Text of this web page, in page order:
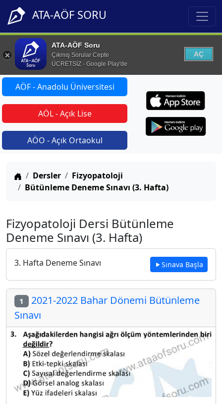
ATA-AÖF SORU
ATA-AÖF Soru
Çıkmış Sorular Cepte
ÜCRETSİZ - Google Play'de
AÇ
AÖF - Anadolu Üniversitesi
AÖL - Açık Lise
AÖO - Açık Ortaokul
Anasayfa
Dersler
Fizyopatoloji
Bütünleme Deneme Sınavı (3. Hafta)
Fizyopatoloji Dersi Bütünleme
Deneme Sınavı (3. Hafta)
3. Hafta Deneme Sınavı Sınava Başla
1 2021-2022 Bahar Dönemi Bütünleme
Sınavı